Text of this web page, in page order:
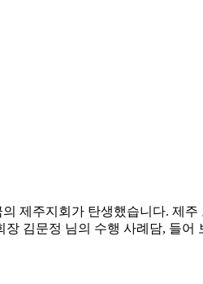
제주지회가 탄생했습니다. 제
김문정 님의 수행 사례담, 들어